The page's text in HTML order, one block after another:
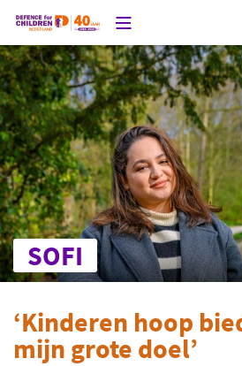
SOFI
‘Kinderen hoop
mijn grote doel’